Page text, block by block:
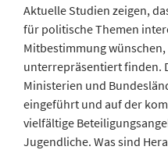
Aktuelle Studien zeigen,
für politische Themen
Mitbestimmung
unterrepräsentiert finden.
Ministerien und
eingeführt und auf der
vielfältige
Jugendliche. Was sind